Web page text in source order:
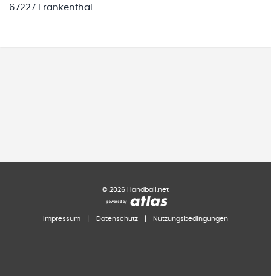
67227 Frankenthal
© 2026 Handball.net
Impressum Datenschutz Nutzungsbedingungen